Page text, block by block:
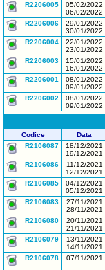
R2206005
05/02/2022
06/02/2022
R2206006
29/01/2022
30/01/2022
R2206004
22/01/2022
23/01/2022
R2206003
15/01/2022
16/01/2022
R2206001
08/01/2022
09/01/2022
R2206002
08/01/2022
09/01/2022
Codice Data
R2106087
18/12/2021
19/12/2021
R2106086
11/12/2021
12/12/2021
R2106085
04/12/2021
05/12/2021
R2106083
27/11/2021
28/11/2021
R2106080
20/11/2021
21/11/2021
R2106079
13/11/2021
14/11/2021
R2106078
07/11/2021